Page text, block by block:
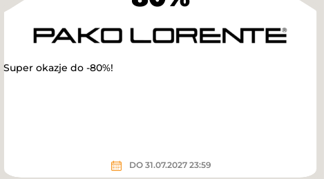
Super okazje do -80%!
DO 31.07.2027 23:59